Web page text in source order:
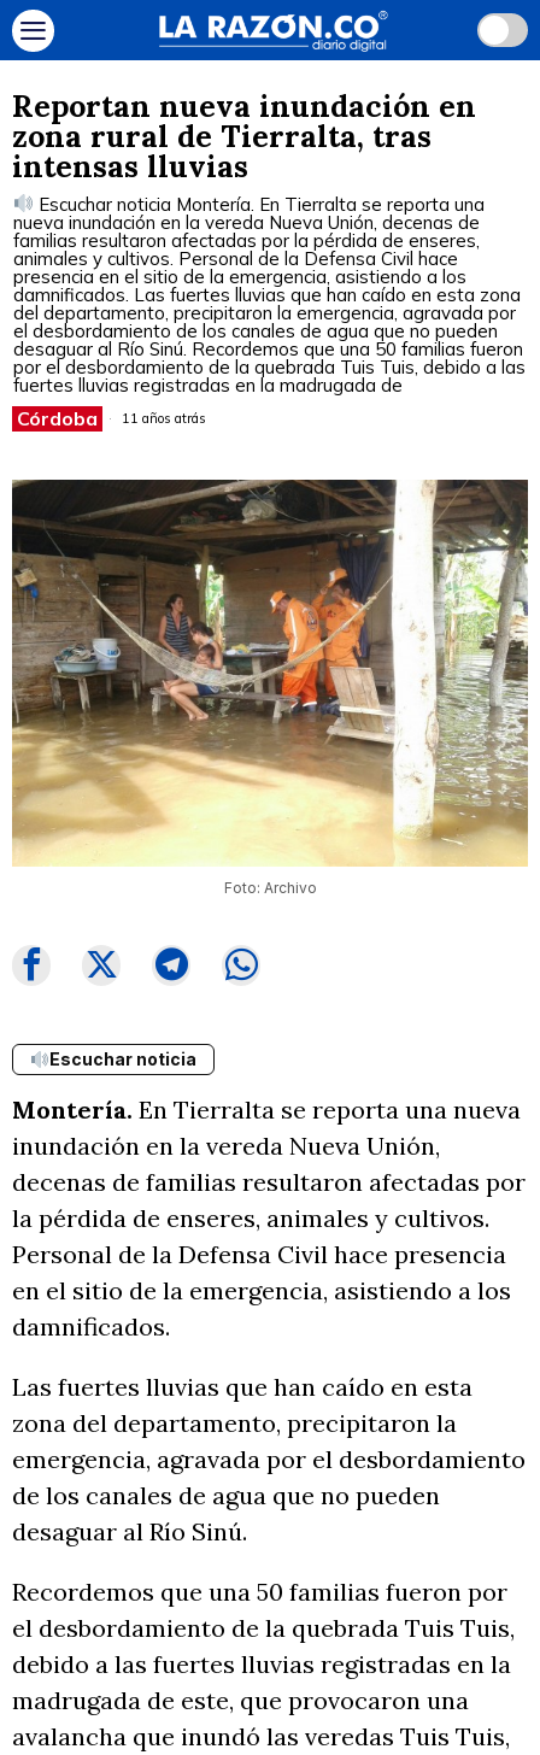
Reportan nueva inundación en
zona rural de Tierralta, tras
intensas lluvias
Escuchar noticia Montería. En Tierralta se reporta una
nueva inundación en la vereda Nueva Unión, decenas de
familias resultaron afectadas por la pérdida de enseres,
animales y cultivos. Personal de la Defensa Civil hace
presencia en el sitio de la emergencia, asistiendo a los
damnificados. Las fuertes lluvias que han caído en esta zona
del departamento, precipitaron la emergencia, agravada por
el desbordamiento de los canales de agua que no pueden
desaguar al Río Sinú. Recordemos que una 50 familias fueron
por el desbordamiento de la quebrada Tuis Tuis, debido a las
fuertes lluvias registradas en la madrugada de
Córdoba 11 años atrás
Foto: Archivo
Escuchar noticia
Montería. En Tierralta se reporta una nueva
inundación en la vereda Nueva Unión,
decenas de familias resultaron afectadas por
la pérdida de enseres, animales y cultivos.
Personal de la Defensa Civil hace presencia
en el sitio de la emergencia, asistiendo a los
damnificados.
Las fuertes lluvias que han caído en esta
zona del departamento, precipitaron la
emergencia, agravada por el desbordamiento
de los canales de agua que no pueden
desaguar al Río Sinú.
Recordemos que una 50 familias fueron por
el desbordamiento de la quebrada Tuis Tuis,
debido a las fuertes lluvias registradas en la
madrugada de este, que provocaron una
avalancha que inundó las veredas Tuis Tuis,